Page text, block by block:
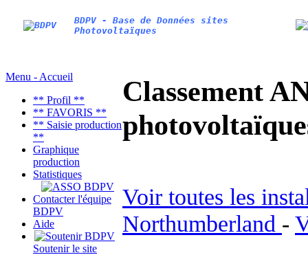
BDPV - Base de Données sites
Photovoltaïques
Menu - Accueil
** Profil **
** FAVORIS **
** Saisie production
**
Graphique
production
Statistiques
Contacter l'équipe
BDPV
Aide
Soutenir le site
Classement
Voir toutes les
Northumberland -